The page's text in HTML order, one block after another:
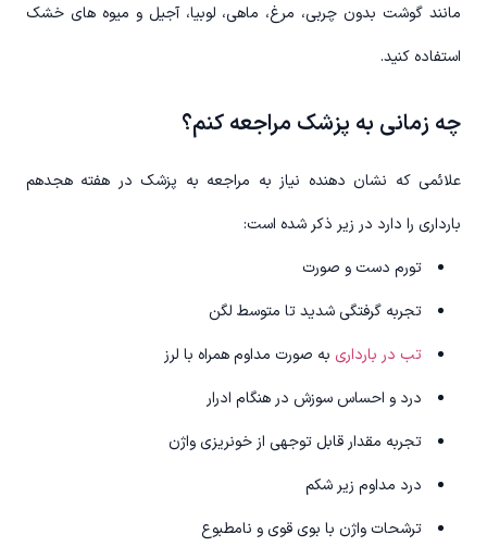
مانند گوشت بدون چربی، مرغ، ماهی، لوبیا، آجیل و میوه های خشک
استفاده کنید.
چه زمانی به پزشک مراجعه کنم؟
علائمی که نشان دهنده نیاز به مراجعه به پزشک در هفته هجدهم
بارداری را دارد در زیر ذکر شده است:
تورم دست و صورت
تجربه گرفتگی شدید تا متوسط لگن
تب در بارداری به صورت مداوم همراه با لرز
درد و احساس سوزش در هنگام ادرار
تجربه مقدار قابل توجهی از خونریزی واژن
درد مداوم زیر شکم
ترشحات واژن با بوی قوی و نامطبوع